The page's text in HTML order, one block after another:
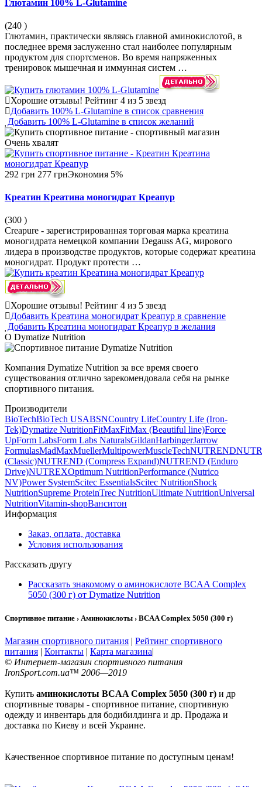
Глютамин 100% L-Glutamine
(240 )
Глютамин, практически являясь главной аминокислотой, в
последнее время заслуженно стал наиболее популярным
продуктом для спортсменов. Во время напряженных
тренировок мышечная и иммунная систем …
Хорошие отзывы! Рейтинг 4 из 5 звезд
Добавить 100% L-Glutamine в список сравнения
Добавить 100% L-Glutamine в список желаний
Очень хвалят
292 грн 277 грнЭкономия 5%
Креатин Креатина моногидрат Креапур
(300 )
Creapure - зарегистрированная торговая марка креатина
моногидрата немецкой компании Degauss AG, мирового
лидера в производстве продуктов, которые содержат креатина
моногидрат. Продукт протести …
Хорошие отзывы! Рейтинг 4 из 5 звезд
Добавить Креатина моногидрат Креапур в сравнение
Добавить Креатина моногидрат Креапур в желания
О Dymatize Nutrition
Компания Dymatize Nutrition за все время своего
существования отлично зарекомендовала себя на рынке
спортивного питания.
Производители
BioTechBioTech USABSNCountry LifeCountry Life (Iron-
Tek)Dymatize NutritionFitMaxFitMax (Beautiful line)Force
UpForm LabsForm Labs NaturalsGildanHarbingerJarrow
FormulasMadMaxMuellerMultipowerMuscleTechNUTREND
(Classic)NUTREND (Compress Expand)NUTREND (Enduro
Drive)NUTREXOptimum NutritionPerformance (Nutrico
NV)Power SystemScitec EssentialsScitec NutritionShock
NutritionSupreme ProteinTrec NutritionUltimate NutritionUniversal
NutritionVitamin-shopВанситон
Информация
Заказ, оплата, доставка
Условия использования
Рассказать другу
Рассказать знакомому о аминокислоте BCAA Complex
5050 (300 г) от Dymatize Nutrition
Спортивное питание › Аминокислоты › BCAA Complex 5050 (300 г)
Магазин спортивного питания | Рейтинг спортивного
питания | Контакты | Карта магазина|
© Интернет-магазин спортивного питания
IronSport.com.ua™ 2006—2019
Купить аминокислоты BCAA Complex 5050 (300 г) и др
спортивные товары - спортивное питание, спортивную
одежду и инвентарь для бодибилдинга и др. Продажа и
доставка по Киеву и всей Украине.
Качественное спортивное питание по доступным ценам!